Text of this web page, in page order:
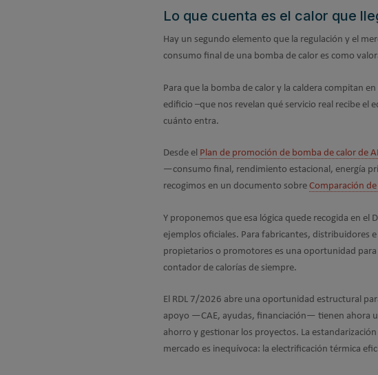
Lo que cuenta es el calor que
Hay un segundo elemento que la regulación y el
consumo final de una bomba de calor es como
Para que la bomba de calor y la caldera compitan
edificio –que nos revelan qué servicio real recibe el
cuánto entra.
Desde el Plan de promoción de bomba de calor de
—consumo final, rendimiento estacional, energía
recogimos en un documento sobre Comparación
Y proponemos que esa lógica quede recogida en
ejemplos oficiales. Para fabricantes, distribuidores
propietarios o promotores es una oportunidad
contador de calorías de siempre.
El RDL 7/2026 abre una oportunidad estructural
apoyo —CAE, ayudas, financiación— tienen ahora
ahorro y gestionar los proyectos. La
mercado es inequívoca: la electrificación térmica